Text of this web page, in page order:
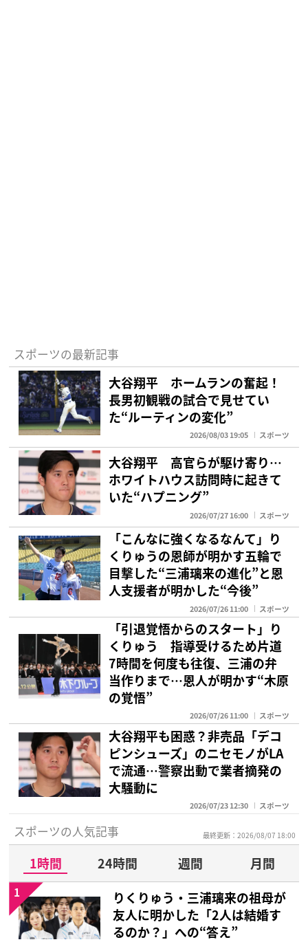
スポーツの最新記事
大谷翔平 ホームランの奮起！
長男初観戦の試合で見せてい
た“ルーティンの変化”
2026/08/03 19:05 スポーツ
大谷翔平 高官らが駆け寄り…
ホワイトハウス訪問時に起きて
いた“ハプニング”
2026/07/27 16:00 スポーツ
「こんなに強くなるなんて」り
くりゅうの恩師が明かす五輪で
目撃した“三浦璃来の進化”と恩
人支援者が明かした“今後”
2026/07/26 11:00 スポーツ
「引退覚悟からのスタート」り
くりゅう 指導受けるため片道
7時間を何度も往復、三浦の弁
当作りまで…恩人が明かす“木原
の覚悟”
2026/07/26 11:00 スポーツ
大谷翔平も困惑？非売品「デコ
ピンシューズ」のニセモノがLA
で流通…警察出動で業者摘発の
大騒動に
2026/07/23 12:30 スポーツ
スポーツの人気記事 最終更新：2026/08/07 18:00
1時間 24時間 週間
月間
りくりゅう・三浦璃来の祖母が
友人に明かした「2人は結婚す
るのか？」への“答え”
1